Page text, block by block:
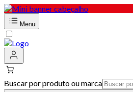
Menu
Buscar por produto ou marca